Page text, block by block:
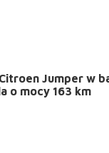
Jumper w
o mocy 163 km